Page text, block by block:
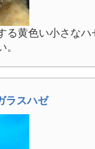
る黄色い小さな
ラスハゼ